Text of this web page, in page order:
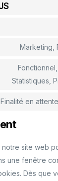
Marketing,
Statistiques,
Finalité en
site web
une fenêtre
Dès que